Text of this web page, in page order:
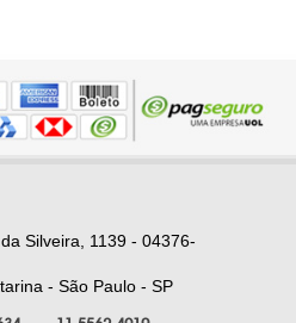
Silveira, 1139 - 04376-
- São Paulo - SP